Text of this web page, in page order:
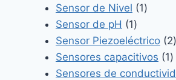
Sensor de Nivel 11
Sensor de pH 11
producto
Sensor Piezoeléctrico 22
Sensores capacitivos 11
Sensores de